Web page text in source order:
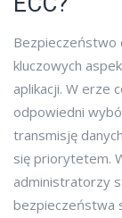
Bezpieczeństwo
kluczowych
aplikacji. W erze
odpowiedni
transmisję
się priorytetem.
administratorzy
bezpieczeństwa